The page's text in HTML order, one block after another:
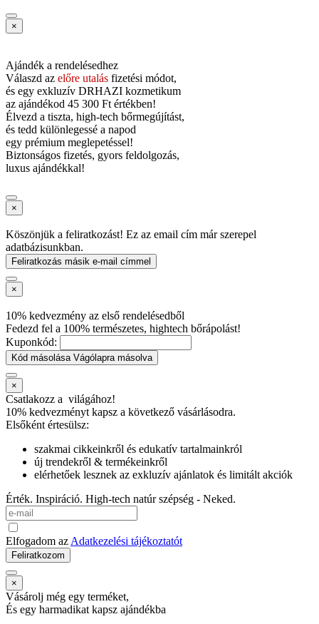
×
Ajándék a rendelésedhez
Válaszd az előre utalás fizetési módot,
és egy exkluzív DRHAZI kozmetikum
az ajándékod 45 300 Ft értékben!
Élvezd a tiszta, high-tech bőrmegújítást,
és tedd különlegessé a napod
egy prémium meglepetéssel!
Biztonságos fizetés, gyors feldolgozás,
luxus ajándékkal!
×
Köszönjük a feliratkozást! Ez az email cím már szerepel
adatbázisunkban.
Feliratkozás másik e-mail címmel
×
10% kedvezmény az első rendelésedből
Fedezd fel a 100% természetes, hightech bőrápolást!
Kuponkód:
Kód másolása Vágólapra másolva
×
Csatlakozz a világához!
10% kedvezményt kapsz a következő vásárlásodra.
Elsőként értesülsz:
szakmai cikkeinkről és edukatív tartalmainkról
új trendekről & termékeinkről
elérhetőek lesznek az exkluzív ajánlatok és limitált akciók
Érték. Inspiráció. High-tech natúr szépség - Neked.
Elfogadom az Adatkezelési tájékoztatót
Feliratkozom
×
Vásárolj még egy terméket,
És egy harmadikat kapsz ajándékba